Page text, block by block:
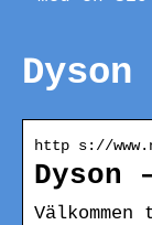
http s://
Dyson